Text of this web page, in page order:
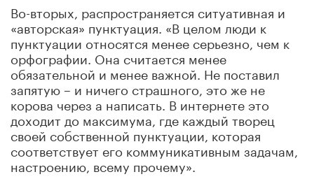
Во-вторых, распространяется ситуативная и
«авторская» пунктуация. «В целом люди к
пунктуации относятся менее серьезно, чем к
орфографии. Она считается менее
обязательной и менее важной. Не поставил
запятую – и ничего страшного, это же не
корова через а написать. В интернете это
доходит до максимума, где каждый творец
своей собственной пунктуации, которая
соответствует его коммуникативным задачам,
настроению, всему прочему».